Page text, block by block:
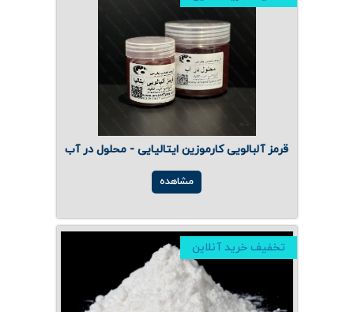
قرمز آلبالویی کارموزین ایتالیایی - محلول در آب
مشاهده
تخفیف خرید آنلاین